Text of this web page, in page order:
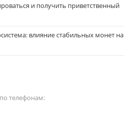
и получить приветственный
влияние стабильных монет на
телефонам: